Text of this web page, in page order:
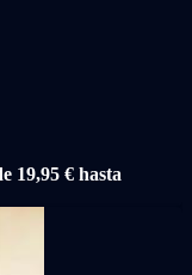
19,95 € hasta